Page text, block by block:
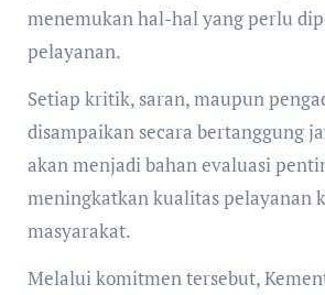
menemukan hal-hal yang perlu
pelayanan.
Setiap kritik, saran, maupun
disampaikan secara bertanggung
akan menjadi bahan evaluasi
meningkatkan kualitas pelayanan
masyarakat.
Melalui komitmen tersebut,